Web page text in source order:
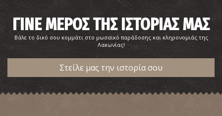
ΓΙΝΕ ΜΕΡΟΣ ΤΗΣ ΙΣΤΟΡΙΑΣ ΜΑΣ
Βάλε το δικό σου κομμάτι στο μωσαϊκό παράδοσης και κληρονομιάς της
Λακωνίας!
Στείλε μας την ιστορία σου